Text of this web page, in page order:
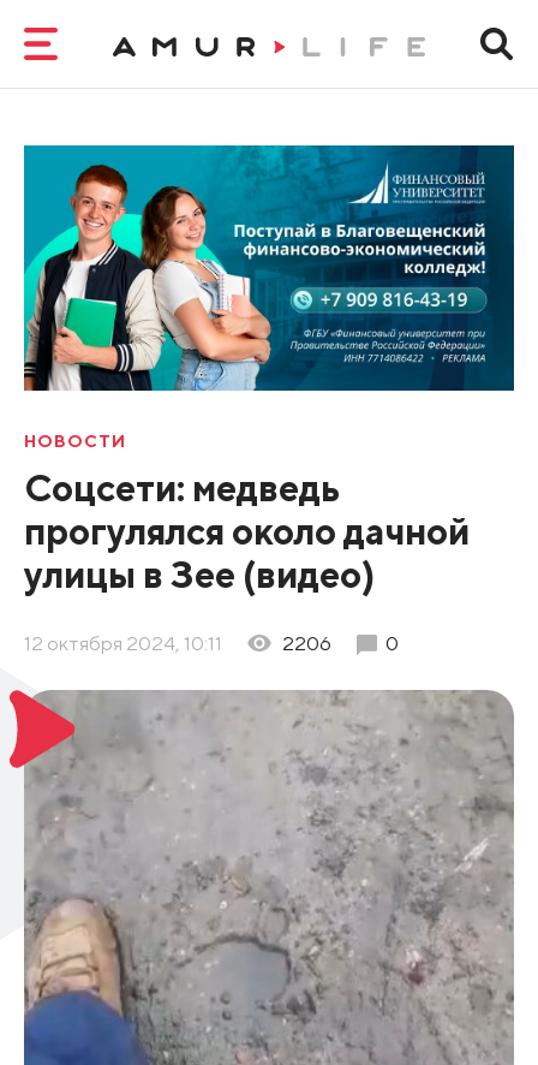
НОВОСТИ
Соцсети: медведь
прогулялся около дачной
улицы в Зее (видео)
12 октября 2024, 10:11 2206 0